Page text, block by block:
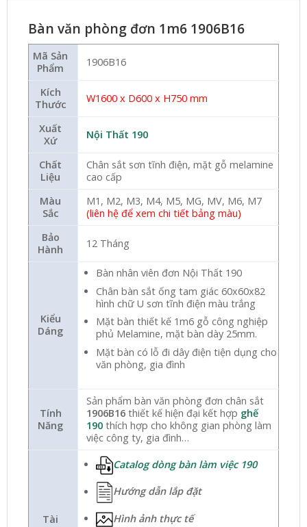
Bàn văn phòng đơn 1m6 1906B16
Mã Sản
Phẩm
1906B16
Kích
Thước
W1600 x D600 x H750 mm
Xuất
Xứ
Nội Thất 190
Chất
Liệu
Chân sắt sơn tĩnh điện, mặt gỗ melamine
cao cấp
Màu
Sắc
M1, M2, M3, M4, M5, MG, MV, M6, M7
(liên hệ để xem chi tiết bảng màu)
Bảo
Hành
12 Tháng
Kiểu
Dáng
Bàn nhân viên đơn Nội Thất 190
Chân bàn sắt ống tam giác 60x60x82
hình chữ U sơn tĩnh điện màu trắng
Mặt bàn thiết kế 1m6 gỗ công nghiệp
phủ Melamine, mặt bàn dày 25mm.
Mặt bàn có lỗ đi dây điện tiện dụng cho
văn phòng, gia đình
Tính
Năng
Sản phẩm bàn văn phòng đơn chân sắt
1906B16 thiết kế hiện đại kết hợp ghế
190 thích hợp cho không gian phòng làm
việc công ty, gia đình…
Tài
Catalog dòng bàn làm việc 190
Hướng dẫn lắp đặt
Hình ảnh thực tế